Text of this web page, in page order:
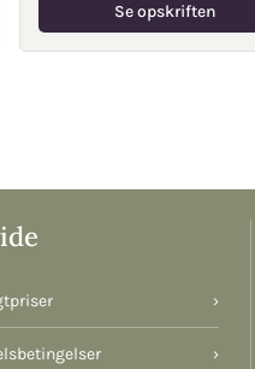
Se opskriften
›
›